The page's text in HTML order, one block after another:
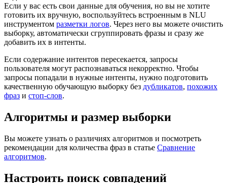
Если у вас есть свои данные для обучения, но вы не хотите
готовить их вручную, воспользуйтесь встроенным в NLU
инструментом разметки логов. Через него вы можете очистить
выборку, автоматически сгруппировать фразы и сразу же
добавить их в интенты.
Если содержание интентов пересекается, запросы
пользователя могут распознаваться некорректно. Чтобы
запросы попадали в нужные интенты, нужно подготовить
качественную обучающую выборку без дубликатов, похожих
фраз и стоп-слов.
Алгоритмы и размер выборки
Вы можете узнать о различиях алгоритмов и посмотреть
рекомендации для количества фраз в статье Сравнение
алгоритмов.
Настроить поиск совпадений